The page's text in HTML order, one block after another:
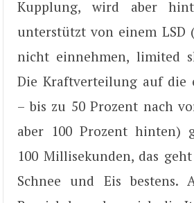
Kupplung, wird aber
unterstützt von einem LSD
nicht einnehmen, limited
Die Kraftverteilung auf die
– bis zu 50 Prozent nach
aber 100 Prozent hinten)
100 Millisekunden, das
Schnee und Eis bestens.